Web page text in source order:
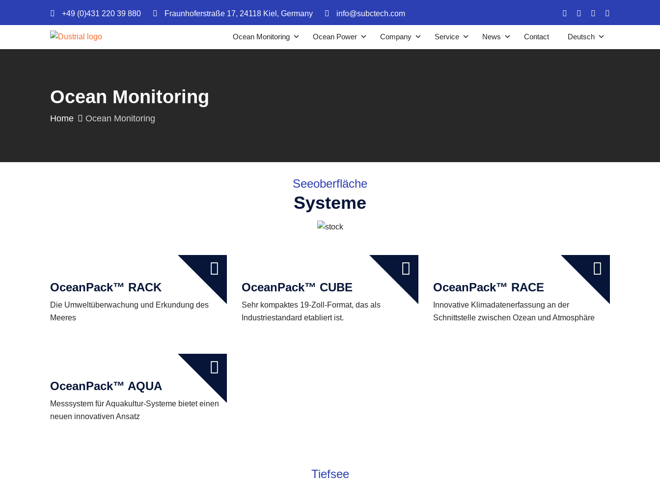
+49 (0)431 220 39 880 Fraunhoferstraße 17, 24118 Kiel, Germany info@subctech.com
Ocean Monitoring Ocean Power Company Service News Contact Deutsch
Ocean Monitoring
Home Ocean Monitoring
Seeoberfläche
Systeme
OceanPack™ RACK
Die Umweltüberwachung und Erkundung des
Meeres
OceanPack™ CUBE
Sehr kompaktes 19-Zoll-Format, das als
Industriestandard etabliert ist.
OceanPack™ RACE
Innovative Klimadatenerfassung an der
Schnittstelle zwischen Ozean und Atmosphäre
OceanPack™ AQUA
Messsystem für Aquakultur-Systeme bietet einen
neuen innovativen Ansatz
Tiefsee